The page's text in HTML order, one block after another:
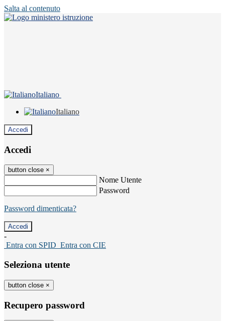
Salta al contenuto
Italiano
Italiano
Accedi
Accedi
button close ×
Nome Utente
Password
Password dimenticata?
-
Entra con SPID Entra con CIE
Seleziona utente
button close ×
Recupero password